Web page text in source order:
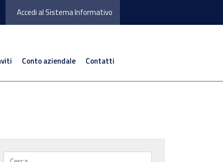
Accedi al Sistema Informativo
Conto aziendale Contatti
Cerca...